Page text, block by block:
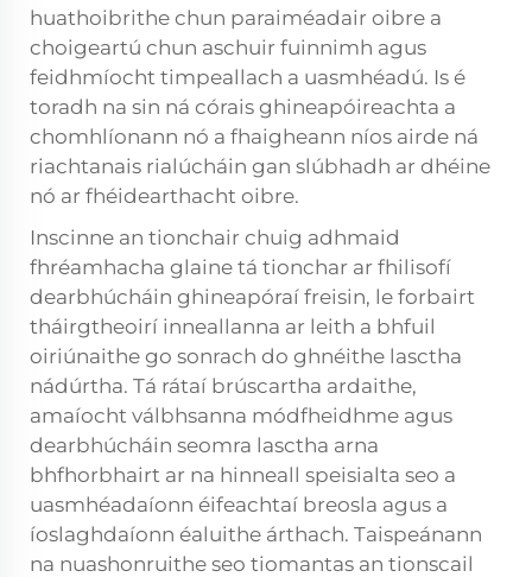
huathoibrithe chun paraiméadair oibre a
choigeartú chun aschuir fuinnimh agus
feidhmíocht timpeallach a uasmhéadú. Is é
toradh na sin ná córais ghineapóireachta a
chomhlíonann nó a fhaigheann níos airde ná
riachtanais rialúcháin gan slúbhadh ar dhéine
nó ar fhéidearthacht oibre.
Inscinne an tionchair chuig adhmaid
fhréamhacha glaine tá tionchar ar fhilisofí
dearbhúcháin ghineapóraí freisin, le forbairt
tháirgtheoirí inneallanna ar leith a bhfuil
oiriúnaithe go sonrach do ghnéithe lasctha
nádúrtha. Tá rátaí brúscartha ardaithe,
amaíocht válbhsanna módfheidhme agus
dearbhúcháin seomra lasctha arna
bhfhorbhairt ar na hinneall speisialta seo a
uasmhéadaíonn éifeachtaí breosla agus a
íoslaghdaíonn éaluithe árthach. Taispeánann
na nuashonruithe seo tiomantas an tionscail